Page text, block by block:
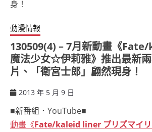
動漫情報
130509(4) – 7月新動畫《
魔法少女☆伊莉雅》推出最新
片、「衛宮士郎」翩然現身！
2013 年 5 月 9 日
■新番組．YouTube■
動畫《Fate/kaleid liner プリズマイ